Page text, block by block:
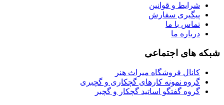
شرایط و قوانین
پیگیری سفارش
تماس با ما
درباره ما
شبکه های اجتماعی
کانال فروشگاه میراث هنر
گروه نمونه کارهای گچکاری و گچبری
گروه گفتگو اساتید گچکار و گچبر